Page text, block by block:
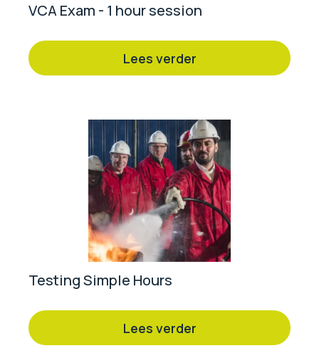
VCA Exam - 1 hour session
Lees verder
Testing Simple Hours
Lees verder